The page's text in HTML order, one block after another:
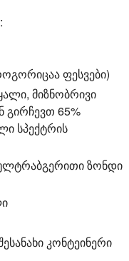
ფესვები)
მიზნობრივი
გირჩევთ 65%
სპექტრის
ზონდი
კონტეინერი